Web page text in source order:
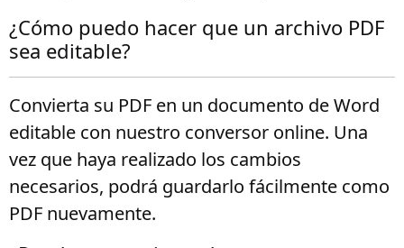
¿Cómo puedo hacer que un archivo PDF
sea editable?
Convierta su PDF en un documento de Word
editable con nuestro conversor online. Una
vez que haya realizado los cambios
necesarios, podrá guardarlo fácilmente como
PDF nuevamente.